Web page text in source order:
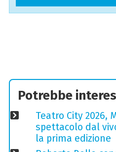
Potrebbe
Teatro City 2026,
spettacolo dal
la prima edizione